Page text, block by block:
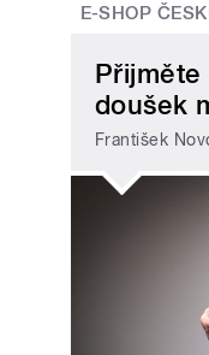
E-SHOP
Přijměte
doušek
František